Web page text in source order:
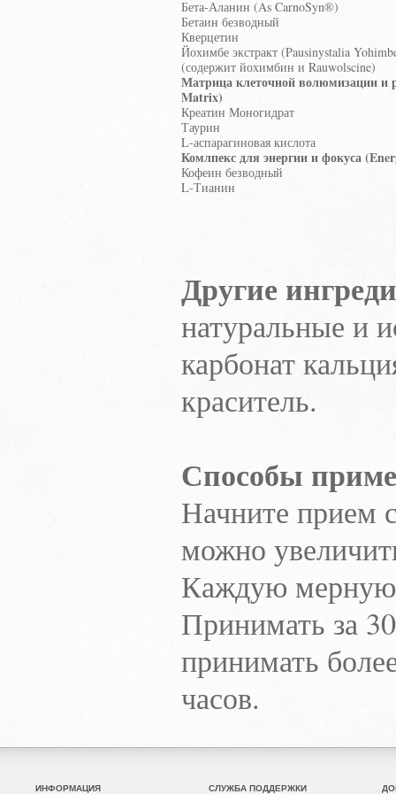
Бета-Аланин (As CarnoSyn®)
Бетаин безводный
Кверцетин
Йохимбе экстракт (Pausinystalia
(содержит йохимбин и Rauwolscine)
Матрица клеточной волюмизации и
Matrix)
Креатин Моногидрат
Таурин
L-аспарагиновая кислота
Комлпекс для энергии и фокуса
Кофеин безводный
L-Тианин
Другие
натуральные и
карбонат
краситель.
Способы
Начните прием
можно
Каждую мерную
Принимать за
принимать
часов.
ИНФОРМАЦИЯ СЛУЖБА ПОДДЕРЖКИ